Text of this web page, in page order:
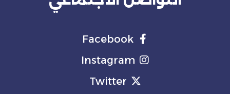
Facebook
Instagram
Twitter